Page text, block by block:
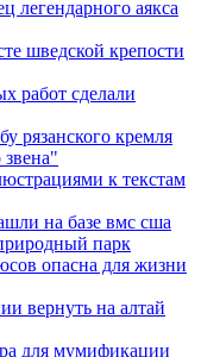
легендарного аякса
шведской крепости
работ сделали
рязанского кремля
к текстам
на базе вмс сша
парк
опасна для жизни
вернуть на алтай
для мумификации